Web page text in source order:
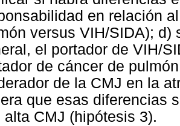
en relación
versus VIH/SIDA); d)
el portador de VIH/
de cáncer de
de la CMJ en la
que esas diferencias
alta CMJ (hipótesis 3).